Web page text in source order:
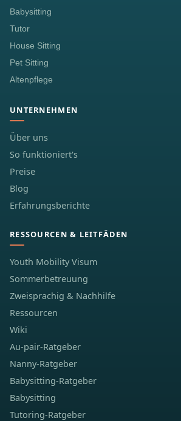
Babysitting
Tutor
House Sitting
Pet Sitting
Altenpflege
UNTERNEHMEN
Über uns
So funktioniert's
Preise
Blog
Erfahrungsberichte
RESSOURCEN & LEITFÄDEN
Youth Mobility Visum
Sommerbetreuung
Zweisprachig & Nachhilfe
Ressourcen
Wiki
Au-pair-Ratgeber
Nanny-Ratgeber
Babysitting-Ratgeber
Babysitting
Tutoring-Ratgeber